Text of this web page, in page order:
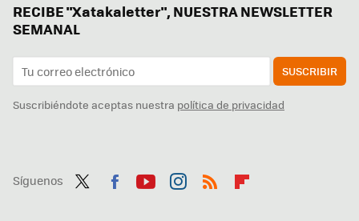
RECIBE "Xatakaletter", NUESTRA NEWSLETTER
SEMANAL
SUSCRIBIR
Suscribiéndote aceptas nuestra política de privacidad
Síguenos